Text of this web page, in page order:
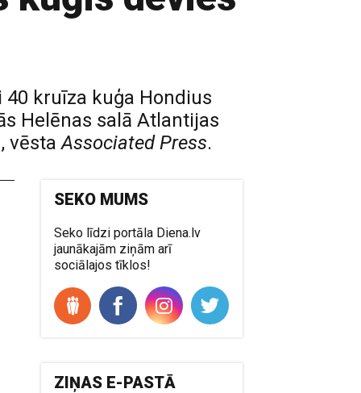
kruīza kuģa Hondius
Helēnas salā Atlantijas
vēstaAssociated Press.
SEKO MUMS
Seko līdzi portāla Diena.lv
jaunākajām ziņām arī
sociālajos tīklos!
ZIŅAS E-PASTĀ